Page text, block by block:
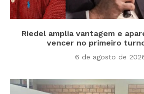
Riedel amplia vantagem e
vencer no primeiro
6 de agosto de